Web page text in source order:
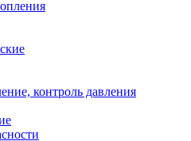
контроль давления